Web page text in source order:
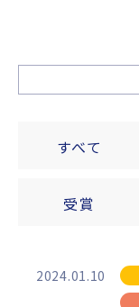
すべて
受賞
2024.01.10